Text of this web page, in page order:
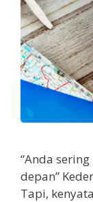
“Anda
depan”
Tapi,